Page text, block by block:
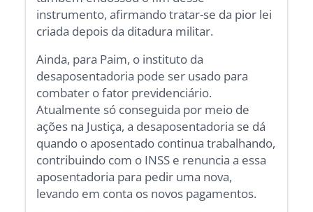
instrumento, afirmando tratar-se da pior lei
criada depois da ditadura militar.
Ainda, para Paim, o instituto da
desaposentadoria pode ser usado para
combater o fator previdenciário.
Atualmente só conseguida por meio de
ações na Justiça, a desaposentadoria se dá
quando o aposentado continua trabalhando,
contribuindo com o INSS e renuncia a essa
aposentadoria para pedir uma nova,
levando em conta os novos pagamentos.